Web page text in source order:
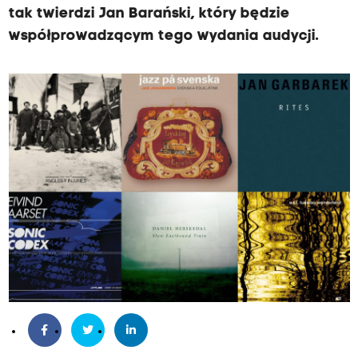
tak twierdzi Jan Barański, który będzie
współprowadzącym tego wydania audycji.